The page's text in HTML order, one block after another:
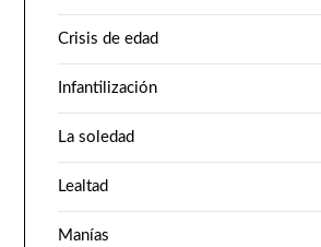
Crisis de edad
Infantilización
La soledad
Lealtad
Manías